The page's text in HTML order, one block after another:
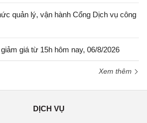
quản lý, vận hành Cổng Dịch vụ công
giá từ 15h hôm nay, 06/8/2026
Xem thêm
DỊCH VỤ